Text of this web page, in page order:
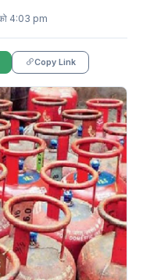
को 4:03 pm
Copy Link